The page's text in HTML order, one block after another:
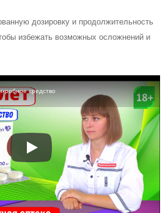
дозировку и продолжительность
избежать возможных осложнений и
средство